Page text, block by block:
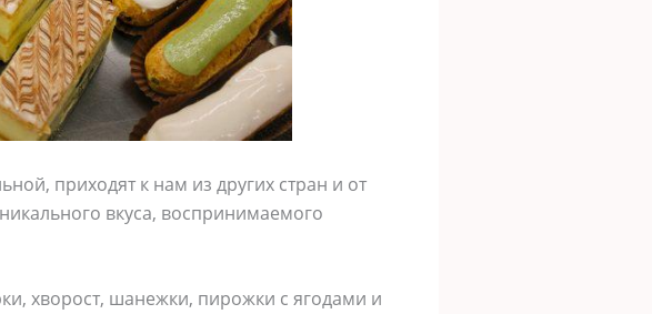
приходят к нам из других стран и от
вкуса, воспринимаемого
хворост, шанежки, пирожки с ягодами и